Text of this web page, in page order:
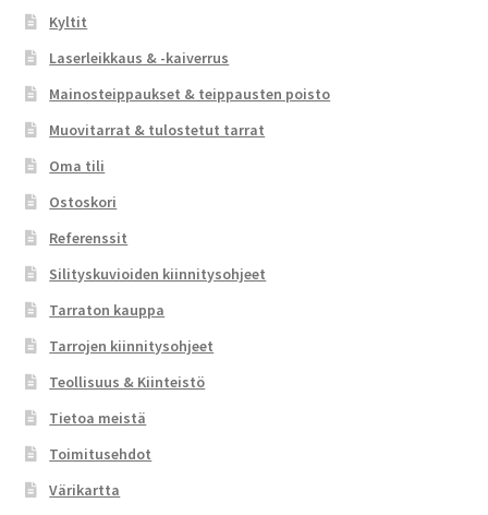
Kyltit
Laserleikkaus & -kaiverrus
Mainosteippaukset & teippausten poisto
Muovitarrat & tulostetut tarrat
Oma tili
Ostoskori
Referenssit
Silityskuvioiden kiinnitysohjeet
Tarraton kauppa
Tarrojen kiinnitysohjeet
Teollisuus & Kiinteistö
Tietoa meistä
Toimitusehdot
Värikartta